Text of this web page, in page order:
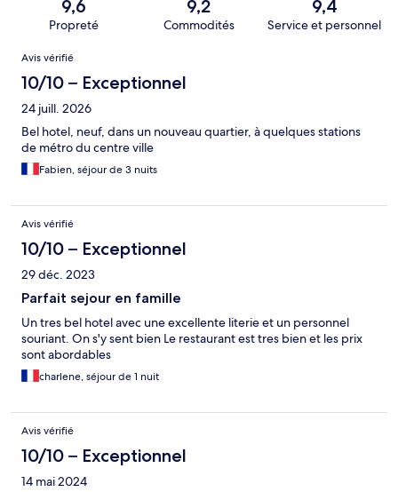
9,6
Propreté
9,2
Commodités
9,4
Service et personnel
Avis
Avis vérifié
10/10 – Exceptionnel
24 juill. 2026
Bel hotel, neuf, dans un nouveau quartier, à quelques stations
de métro du centre ville
Fabien, séjour de 3 nuits
Avis vérifié
10/10 – Exceptionnel
29 déc. 2023
Parfait sejour en famille
Un tres bel hotel avec une excellente literie et un personnel
souriant. On s'y sent bien Le restaurant est tres bien et les prix
sont abordables
charlene, séjour de 1 nuit
Avis vérifié
10/10 – Exceptionnel
14 mai 2024